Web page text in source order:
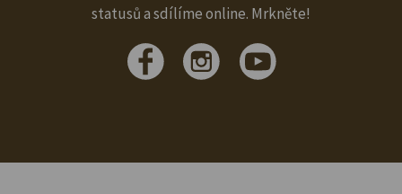
statusů a sdílíme online. Mrkněte!